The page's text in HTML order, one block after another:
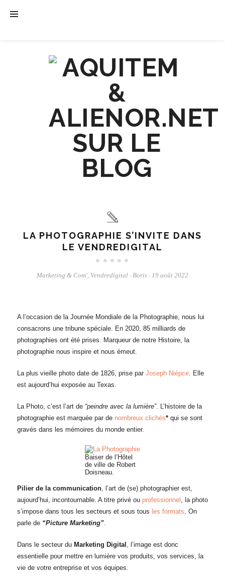
LA PHOTOGRAPHIE S’INVITE DANS
LE VENDREDIGITAL
Marketing & Com', Vendredigital - Boris - 19 août 2022
A l’occasion de la Journée Mondiale de la Photographie, nous lui
consacrons une tribune spéciale. En 2020, 85 milliards de
photographies ont été prises. Marqueur de notre Histoire, la
photographie nous inspire et nous émeut.
La plus vieille photo date de 1826, prise par Joseph Niépce. Elle
est aujourd’hui exposée au Texas.
La Photo, c’est l’art de “peindre avec la lumière”. L’histoire de la
photographie est marquée par de nombreux clichés*qui se sont
gravés dans les mémoires du monde entier.
Baiser de l’Hôtel
de ville de Robert
Doisneau.
Pilier de la communication, l’art de (se) photographier est,
aujourd’hui, incontournable. A titre privé ou professionnel , la photo
s’impose dans tous les secteurs et sous tous les formats. On
parle de “Picture Marketing”.
Dans le secteur du Marketing Digital , l’image est donc
essentielle pour mettre en lumière vos produits, vos services, la
vie de votre entreprise et vos équipes.